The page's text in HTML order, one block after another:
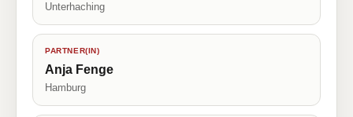
Unterhaching
PARTNER(IN)
Anja Fenge
Hamburg